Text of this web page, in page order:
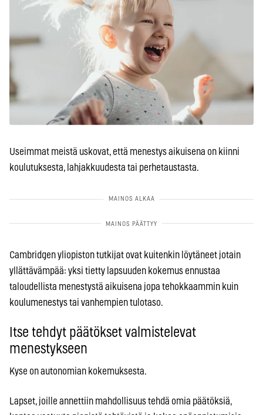
Useimmat meistä uskovat, että menestys aikuisena on kiinni
koulutuksesta, lahjakkuudesta tai perhetaustasta.
Cambridgen yliopiston tutkijat ovat kuitenkin löytäneet jotain
yllättävämpää: yksi tietty lapsuuden kokemus ennustaa
taloudellista menestystä aikuisena jopa tehokkaammin kuin
koulumenestys tai vanhempien tulotaso.
Itse tehdyt päätökset valmistelevat
menestykseen
Kyse on autonomian kokemuksesta.
Lapset, joille annettiin mahdollisuus tehdä omia päätöksiä,